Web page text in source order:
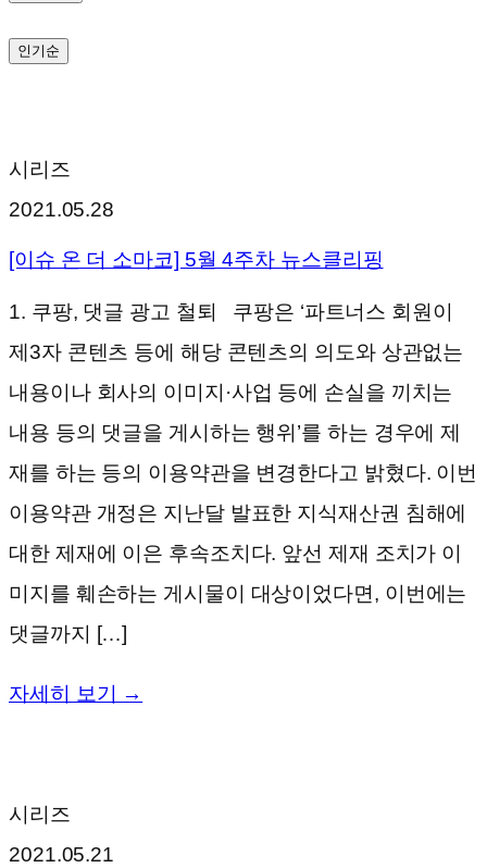
인기순
시리즈
2021.05.28
[이슈 온 더 소마코] 5월 4주차 뉴스클리핑
1. 쿠팡, 댓글 광고 철퇴 쿠팡은 ‘파트너스 회원이
제3자 콘텐츠 등에 해당 콘텐츠의 의도와 상관없는
내용이나 회사의 이미지·사업 등에 손실을 끼치는
내용 등의 댓글을 게시하는 행위’를 하는 경우에 제
재를 하는 등의 이용약관을 변경한다고 밝혔다. 이번
이용약관 개정은 지난달 발표한 지식재산권 침해에
대한 제재에 이은 후속조치다. 앞선 제재 조치가 이
미지를 훼손하는 게시물이 대상이었다면, 이번에는
댓글까지 […]
자세히 보기 →
시리즈
2021.05.21